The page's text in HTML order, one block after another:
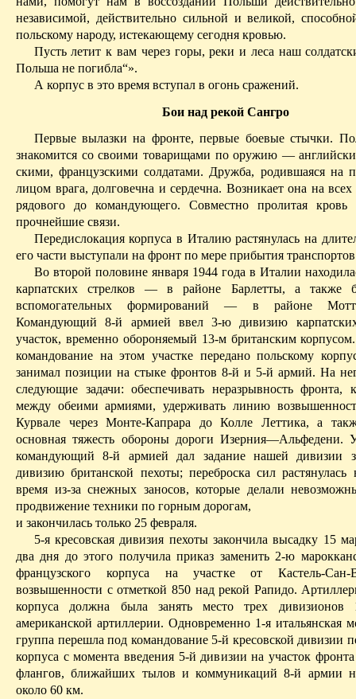
независимой, действительно сильной и великой,
польскому народу, истекающему сегодня кровью.
Пусть летит к вам через горы, реки и леса наш
Польша не погибла“».
А корпус в это время вступал в огонь сражений.
Бои над рекой Сангро
Первые вылазки на фронте, первые боевые стычки.
знакомится со своими товарищами по оружию —
скими, французскими солдатами. Дружба, родившаяся на
лицом врага, долговечна и сердечна. Возникает она на
рядового до командующего. Совместно пролитая кровь
прочнейшие связи.
Передислокация корпуса в Италию растянулась на
его части выступали на фронт по мере прибытия
Во второй половине января 1944 года в Италии
карпатских стрелков — в районе Барлетты, а также
вспомогательных формирований — в районе
Командующий 8-й армией ввел 3-ю дивизию
участок, временно обороняемый 13-м британским
командование на этом участке передано польскому
занимал позиции на стыке фронтов 8-й и 5-й армий. На
следующие задачи: обеспечивать неразрывность фронта,
между обеими армиями, удерживать линию
Курвале через Монте-Капрара до Колле Леттика, а
основная тяжесть обороны дорогиИзерния—Альфедени.
командующий 8-й армией дал задание нашей дивизии
дивизию британской пехоты; переброска сил растянулась
время из-за снежных заносов, которые делали
продвижение техники по горным дорогам,
и закончилась только 25 февраля.
5-я кресовская дивизия пехоты закончила высадку 15
два дня до этого получила приказ заменить 2-ю
французского корпуса на участке отКастель-
возвышенности с отметкой 850 над рекой Рапидо.
корпуса должна была занять место трех дивизионов
американской артиллерии. Одновременно 1-я итальянская
группа перешла под командование 5-й кресовской дивизии
корпуса с момента введения 5-й дивизии на участок
флангов, ближайших тылов и коммуникаций 8-й армии
около 60 км.